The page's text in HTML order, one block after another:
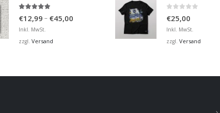
€12,99 – €45,00
Inkl. MwSt.
zzgl. Versand
€25,00
Inkl. MwSt.
zzgl. Versand